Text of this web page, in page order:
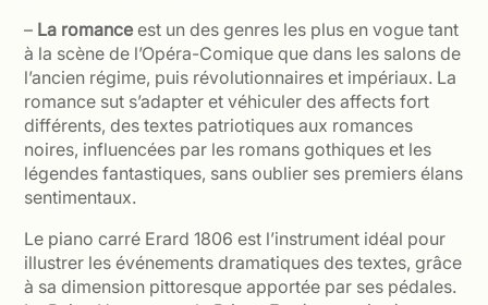
– La romance est un des genres les plus en vogue tant
à la scène de l’Opéra-Comique que dans les salons de
l’ancien régime, puis révolutionnaires et impériaux. La
romance sut s’adapter et véhiculer des affects fort
différents, des textes patriotiques aux romances
noires, influencées par les romans gothiques et les
légendes fantastiques, sans oublier ses premiers élans
sentimentaux.
Le piano carré Erard 1806 est l’instrument idéal pour
illustrer les événements dramatiques des textes, grâce
à sa dimension pittoresque apportée par ses pédales.